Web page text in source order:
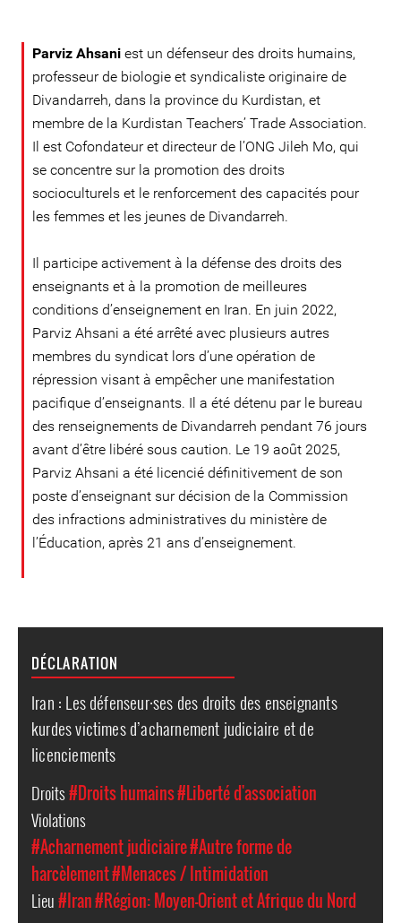
Parviz Ahsani est un défenseur des droits humains,
professeur de biologie et syndicaliste originaire de
Divandarreh, dans la province du Kurdistan, et
membre de la Kurdistan Teachers’ Trade Association.
Il est Cofondateur et directeur de l’ONG Jileh Mo, qui
se concentre sur la promotion des droits
socioculturels et le renforcement des capacités pour
les femmes et les jeunes de Divandarreh.
Il participe activement à la défense des droits des
enseignants et à la promotion de meilleures
conditions d’enseignement en Iran. En juin 2022,
Parviz Ahsani a été arrêté avec plusieurs autres
membres du syndicat lors d’une opération de
répression visant à empêcher une manifestation
pacifique d’enseignants. Il a été détenu par le bureau
des renseignements de Divandarreh pendant 76 jours
avant d’être libéré sous caution. Le 19 août 2025,
Parviz Ahsani a été licencié définitivement de son
poste d’enseignant sur décision de la Commission
des infractions administratives du ministère de
l’Éducation, après 21 ans d’enseignement.
DÉCLARATION
Iran : Les défenseur·ses des droits des enseignants
kurdes victimes d’acharnement judiciaire et de
licenciements
Droits#Droits humains#Liberté d'association
Violations
#Acharnement judiciaire#Autre forme de
harcèlement#Menaces / Intimidation
Lieu#Iran#Région: Moyen-Orient et Afrique du Nord